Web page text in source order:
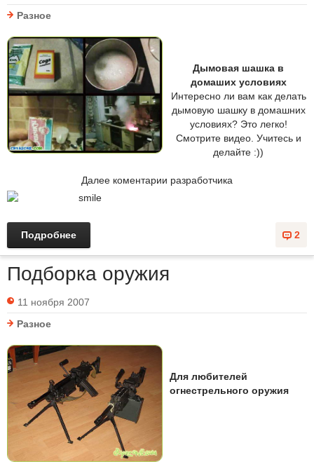
Разное
Дымовая шашка в
домаших условиях
Интересно ли вам как делать
дымовую шашку в домашних
условиях? Это легко!
Смотрите видео. Учитесь и
делайте :))
Далее коментарии разработчика
2
Подробнее
Подборка оружия
11 ноября 2007
Разное
Для любителей
огнестрельного оружия